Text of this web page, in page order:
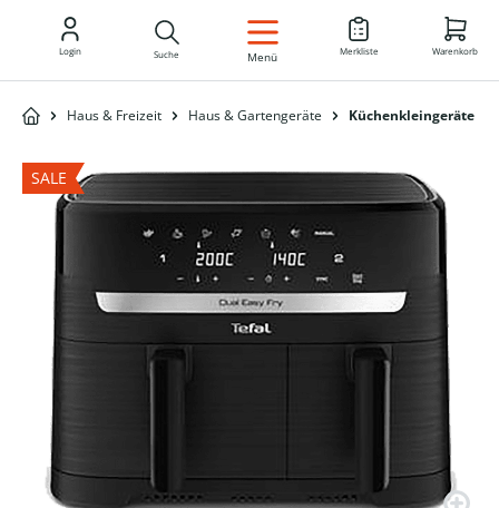
DE
Login Suche Menü Merkliste Warenkorb
Haus & Freizeit Haus & Gartengeräte Küchenkleingeräte
SALE